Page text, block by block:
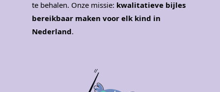
te behalen. Onze missie: kwalitatieve bijles
bereikbaar maken voor elk kind in
Nederland.